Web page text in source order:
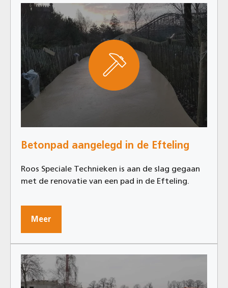
Betonpad aangelegd in de Efteling
Roos Speciale Technieken is aan de slag gegaan
met de renovatie van een pad in de Efteling.
Meer